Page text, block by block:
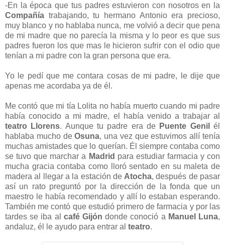
-En la época que tus padres estuvieron con nosotros en la
Compañía trabajando, tu hermano Antonio era precioso,
muy blanco y no hablaba nunca, me volvió a decir que pena
de mi madre que no parecía la misma y lo peor es que sus
padres fueron los que mas le hicieron sufrir con el odio que
tenían a mi padre con la gran persona que era.
Yo le pedí que me contara cosas de mi padre, le dije que
apenas me acordaba ya de él.
Me contó que mi tía Lolita no había muerto cuando mi padre
había conocido a mi madre, el había venido a trabajar al
teatro Llorens. Aunque tu padre era de Puente Genil
él
hablaba mucho deOsuna, una vez que estuvimos allí tenía
muchas amistades que lo querían. Él siempre contaba como
se tuvo que marchar a Madrid para estudiar farmacia y con
mucha gracia contaba como lloró sentado en su maleta de
madera al llegar a la estación de Atocha, después de pasar
así un rato preguntó por la dirección de la fonda que un
maestro le había recomendado y allí lo estaban esperando.
También me contó que estudió primero de farmacia y por las
tardes se iba al café Gijón donde conoció a Manuel Luna,
andaluz, él le ayudo para entrar al teatro.